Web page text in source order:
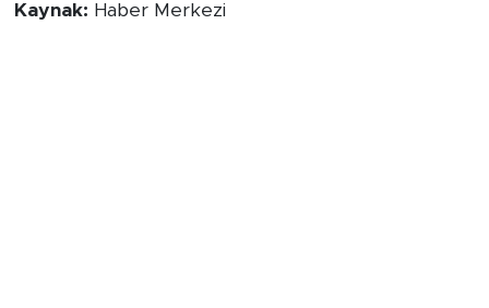
Kaynak: Haber Merkezi